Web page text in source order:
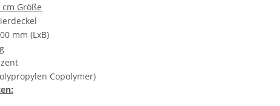
cm Größe
mm (LxB)
Copolymer)